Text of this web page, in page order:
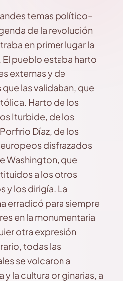
temas político–
de la revolución
en primer lugar la
pueblo estaba harto
externas y de
las validaban, que
Harto de los
Iturbide, de los
Díaz, de los
disfrazados
Washington, que
a los otros
y los dirigía. La
erradicó para siempre
en la monumentaria
otra expresión
todas las
se volcaron a
y la cultura originarias, a